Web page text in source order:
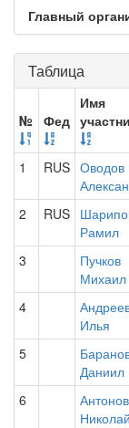
Главный
Таблица
№ Фед
Имя
1
RUS Оводов
2 RUS
Рамил
3
Пучков
Михаил
4
Илья
5
Даниил
6
Антонов
Николай